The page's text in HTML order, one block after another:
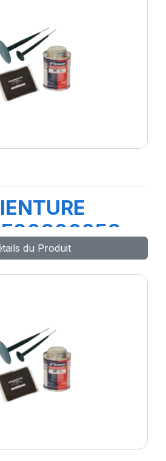
du Produit